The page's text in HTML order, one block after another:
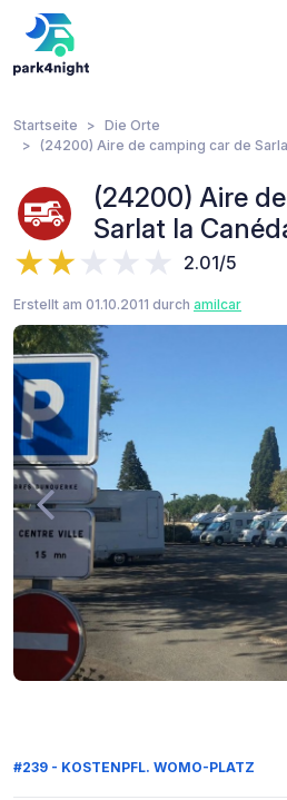
Startseite
Die Orte
(24200) Aire de camping car de
(24200) Aire
Sarlat la
2.01/5
Erstellt am 01.10.2011 durch amilcar
#239 - KOSTENPFL. WOMO-PLATZ